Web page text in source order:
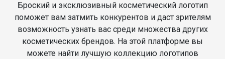
Броский и эксклюзивный косметический логотип
поможет вам затмить конкурентов и даст зрителям
возможность узнать вас среди множества других
косметических брендов. На этой платформе вы
можете найти лучшую коллекцию логотипов